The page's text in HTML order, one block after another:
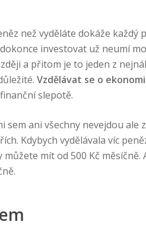
než vyděláte dokáže
investovat už neumí
a přitom je to jeden z
Vzdělávat se o
slepotě.
ani všechny nevejdou ale
Kdybych vydělávala víc
mít od 500 Kč měsíčně.